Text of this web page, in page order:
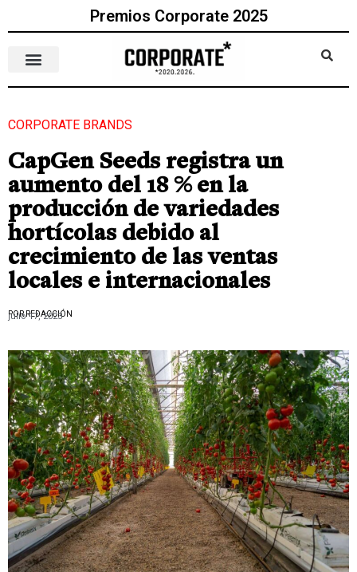
Premios Corporate 2025
CORPORATE BRANDS
CapGen Seeds registra un
aumento del 18 % en la
producción de variedades
hortícolas debido al
crecimiento de las ventas
locales e internacionales
POR REDACCIÓN
julio 17, 2023